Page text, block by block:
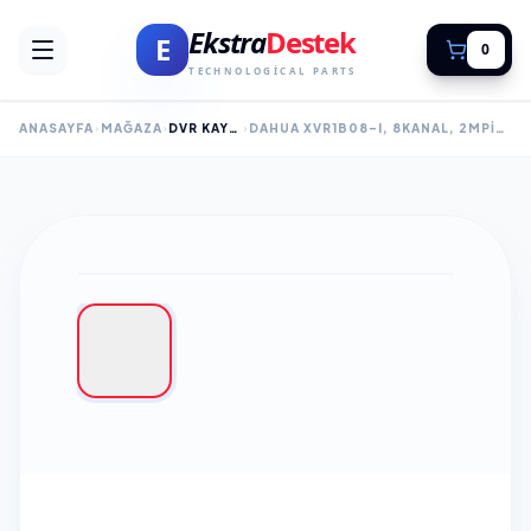
E EkstraDestek
TECHNOLOGICAL PARTS
0
ANASAYFA MAĞAZA DVR KAYIT CİHAZLARI DAHUA XVR1B08-I, 8KANAL, 2MPIX, H265+, 1 HDD DESTEĞI, 5IN1 DVR CIHAZI